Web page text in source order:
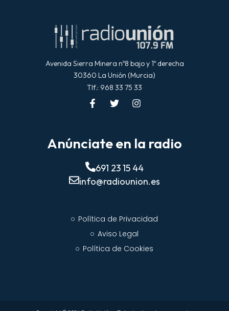
Avenida Sierra Minera nº8 bajo y 1º derecha
30360 La Unión (Murcia)
Tlf.: 968 33 75 33
Anúnciate en la radio
691 23 15 44
info@radiounion.es
Política de Privacidad
Aviso Legal
Política de Cookies